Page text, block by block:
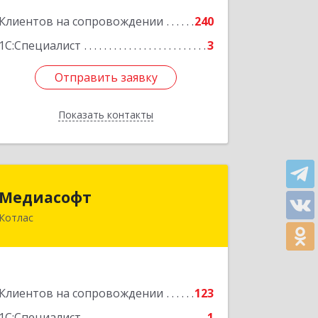
Клиентов на сопровождении
240
1С:Специалист
3
Отправить заявку
Показать контакты
Подробнее
Отправить заявку
Назад
Медиасофт
Котлас
Клиентов на сопровождении
123
165300, Архангельская обл, Котлас г,